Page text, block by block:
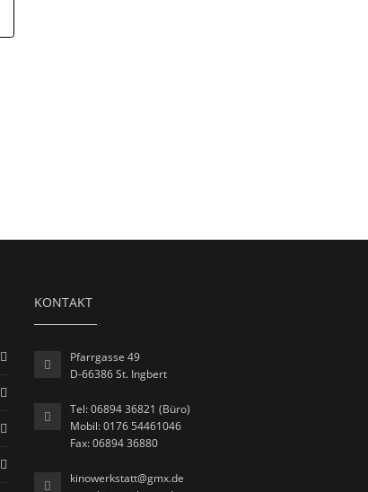
KONTAKT
Pfarrgasse 49
D-66386 St. Ingbert
Tel: 06894 36821 (Büro)
Mobil: 0176 54461046
Fax: 06894 36880
kinowerkstatt@gmx.de